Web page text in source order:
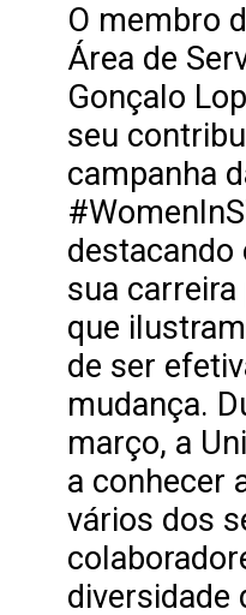
O membro
Área de
Gonçalo
seu
campanha
destacando
sua carreira
que
de ser
mudança.
março, a
a conhecer
vários dos
diversidade